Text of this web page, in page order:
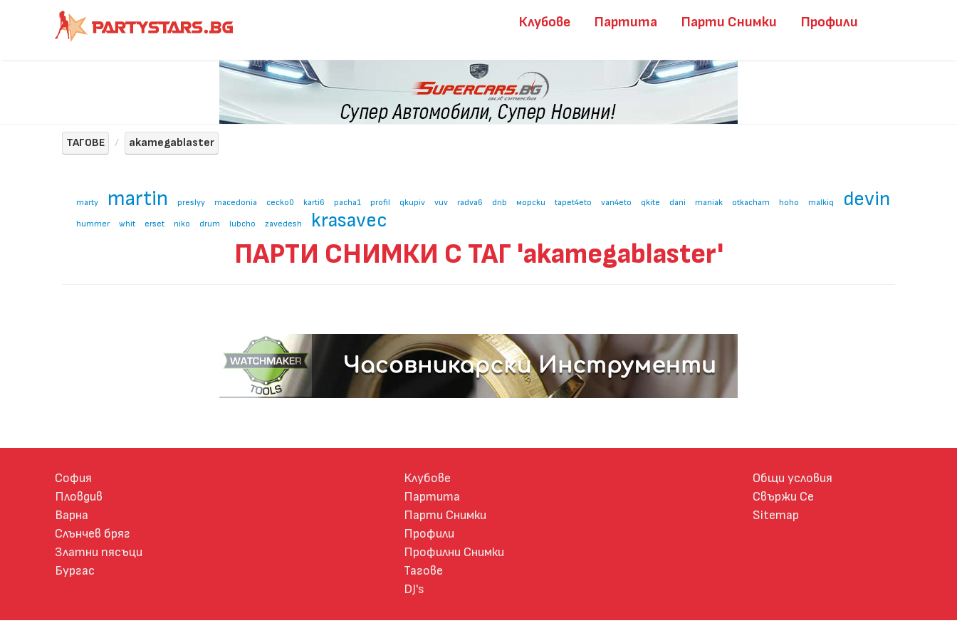
Клубове Партита Парти Снимки Профили
ТАГОВЕ akamegablaster
marty martin preslyy macedonia cecko0 karti6 pacha1 profil qkupiv vuv radva6 dnb морски tapet4eto van4eto qkite dani maniak otkacham hoho malkiq devin
hummer whit erset niko drum lubcho zavedesh krasavec
ПАРТИ СНИМКИ С ТАГ 'akamegablaster'
София
Пловдив
Варна
Слънчев бряг
Златни пясъци
Бургас
Клубове
Партита
Парти Снимки
Профили
Профилни Снимки
Тагове
DJ's
Общи условия
Свържи Се
Sitemap